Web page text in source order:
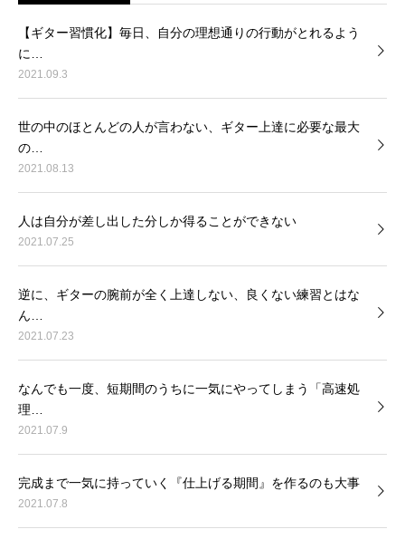
【ギター習慣化】毎日、自分の理想通りの行動がとれるよう
に…
2021.09.3
世の中のほとんどの人が言わない、ギター上達に必要な最大
の…
2021.08.13
人は自分が差し出した分しか得ることができない
2021.07.25
逆に、ギターの腕前が全く上達しない、良くない練習とはな
ん…
2021.07.23
なんでも一度、短期間のうちに一気にやってしまう「高速処
理…
2021.07.9
完成まで一気に持っていく『仕上げる期間』を作るのも大事
2021.07.8